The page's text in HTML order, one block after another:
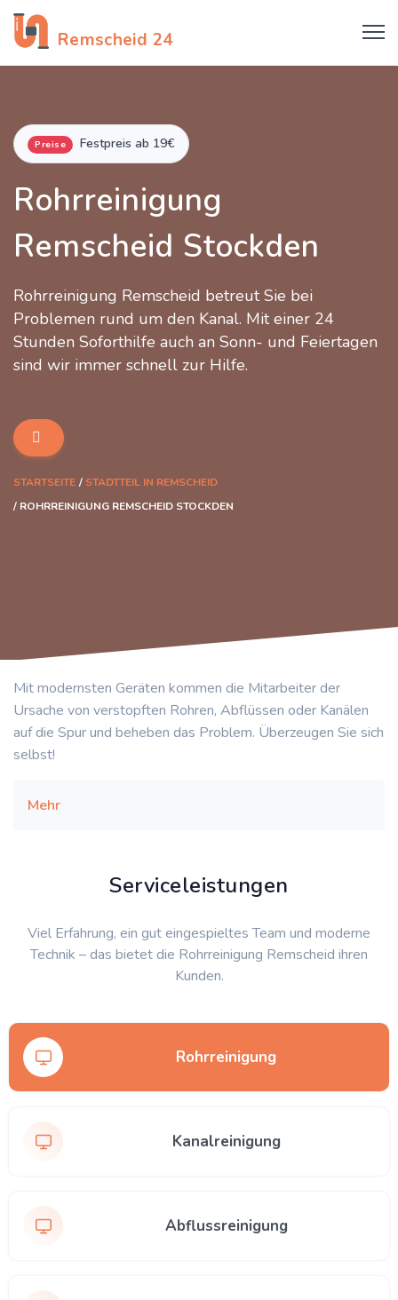
Remscheid 24
Preise Festpreis ab 19€
Rohrreinigung
Remscheid Stockden
Rohrreinigung Remscheid betreut Sie bei
Problemen rund um den Kanal. Mit einer 24
Stunden Soforthilfe auch an Sonn- und Feiertagen
sind wir immer schnell zur Hilfe.
STARTSEITE
STADTTEIL IN REMSCHEID
ROHRREINIGUNG REMSCHEID STOCKDEN
Mit modernsten Geräten kommen die Mitarbeiter der
Ursache von verstopften Rohren, Abflüssen oder Kanälen
auf die Spur und beheben das Problem. Überzeugen Sie sich
selbst!
Mehr
Serviceleistungen
Viel Erfahrung, ein gut eingespieltes Team und moderne
Technik – das bietet die Rohrreinigung Remscheid ihren
Kunden.
Rohrreinigung
Kanalreinigung
Abflussreinigung